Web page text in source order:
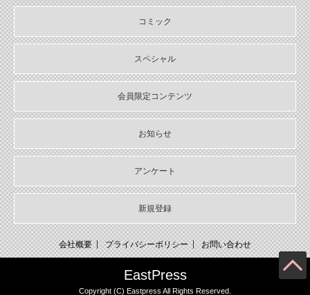
2024/10/29
【期間限定無料配信！】Sonyaコミックス【単話お試し読み合本
版】
2024/10/04
2024年10月刊電子書籍配信のお知らせ
2024/09/04
2024年９月刊電子書籍配信のお知らせ
2024/08/05
2024年８月刊電子書籍配信のお知らせ
2024/07/03
2024年７月刊電子書籍配信のお知らせ
2024/06/05
2024年６月刊電子書籍配信のお知らせ
2024/05/07
2024年５月刊電子書籍配信のお知らせ
コミック
スペシャル
会員限定コンテンツ
お知らせ
アンケート
新規登録
会社概要 プライバシーポリシー お問い合わせ
EastPress
Copyright (C) Eastpress All Rights Reserved.